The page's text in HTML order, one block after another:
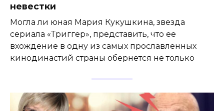
невестки
Могла ли юная Мария Кукушкина, звезда
сериала «Триггер», представить, что ее
вхождение в одну из самых прославленных
кинодинастий страны обернется не только